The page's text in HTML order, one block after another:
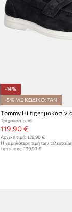
-14%
-5% ΜΕ ΚΩΔΙΚΟ: TAN
Τρέχουσα τιμή:
119,90 €
Αρχική τιμή: 139,90 €
Η χαμηλότερη τιμή των
έκπτωσης: 139,90 €